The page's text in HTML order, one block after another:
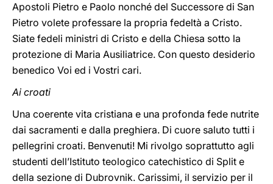
Apostoli Pietro e Paolo nonché del Successore di San
Pietro volete professare la propria fedeltà a Cristo.
Siate fedeli ministri di Cristo e della Chiesa sotto la
protezione di Maria Ausiliatrice. Con questo desiderio
benedico Voi ed i Vostri cari.
Ai croati
Una coerente vita cristiana e una profonda fede nutrite
dai sacramenti e dalla preghiera. Di cuore saluto tutti i
pellegrini croati. Benvenuti! Mi rivolgo soprattutto agli
studenti dell’Istituto teologico catechistico di Split e
della sezione di Dubrovnik. Carissimi, il servizio per il